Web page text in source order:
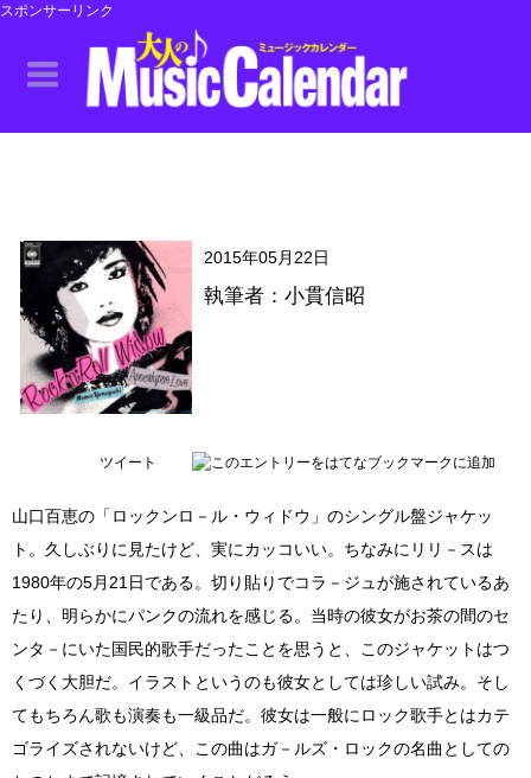
スポンサーリンク
2015年05月22日
執筆者：小貫信昭
ツイート
山口百恵の「ロックンロ－ル・ウィドウ」のシングル盤ジャケッ
ト。久しぶりに見たけど、実にカッコいい。ちなみにリリ－スは
1980年の5月21日である。切り貼りでコラ－ジュが施されているあ
たり、明らかにパンクの流れを感じる。当時の彼女がお茶の間のセ
ンタ－にいた国民的歌手だったことを思うと、このジャケットはつ
くづく大胆だ。イラストというのも彼女としては珍しい試み。そし
てもちろん歌も演奏も一級品だ。彼女は一般にロック歌手とはカテ
ゴライズされないけど、この曲はガ－ルズ・ロックの名曲としての